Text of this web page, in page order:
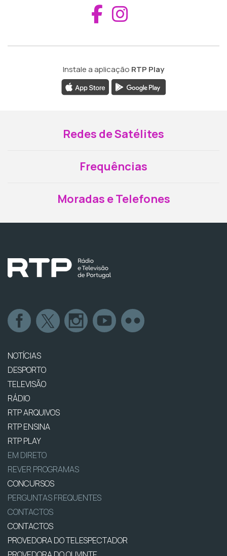
Aceder ao
Instale a aplicação RTP Play
Redes de Satélites
Frequências
Moradas e Telefones
NOTÍCIAS
DESPORTO
TELEVISÃO
RÁDIO
RTP ARQUIVOS
RTP ENSINA
RTP PLAY
EM DIRETO
REVER PROGRAMAS
CONCURSOS
PERGUNTAS FREQUENTES
CONTACTOS
CONTACTOS
PROVEDORA DO TELESPECTADOR